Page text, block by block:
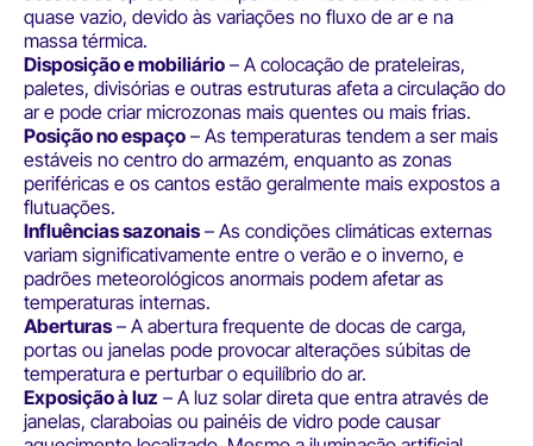
quase vazio, devido às variações no fluxo de ar e na
massa térmica.
Disposição e mobiliário – A colocação de prateleiras,
paletes, divisórias e outras estruturas afeta a circulação do
ar e pode criar microzonas mais quentes ou mais frias.
Posição no espaço – As temperaturas tendem a ser mais
estáveis no centro do armazém, enquanto as zonas
periféricas e os cantos estão geralmente mais expostos a
flutuações.
Influências sazonais– As condições climáticas externas
variam significativamente entre o verão e o inverno, e
padrões meteorológicos anormais podem afetar as
temperaturas internas.
Aberturas– A abertura frequente de docas de carga,
portas ou janelas pode provocar alterações súbitas de
temperatura e perturbar o equilíbrio do ar.
Exposição à luz – A luz solar direta que entra através de
janelas, claraboias ou painéis de vidro pode causar